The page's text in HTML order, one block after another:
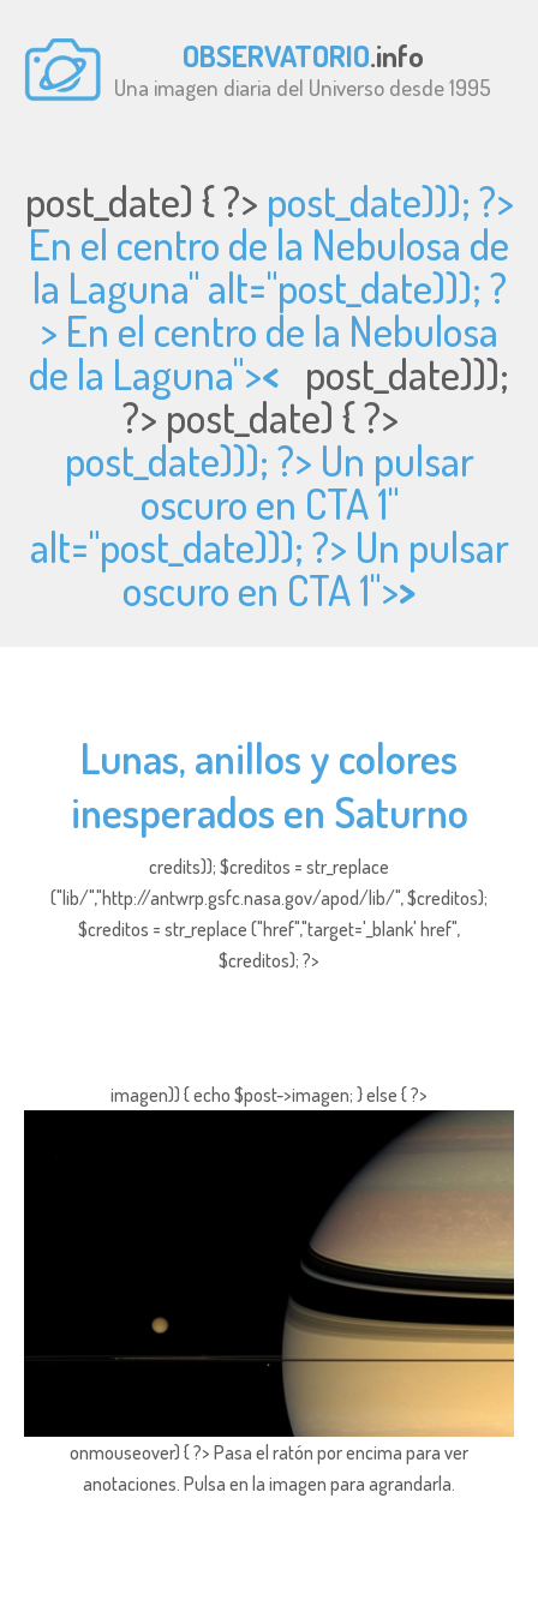
OBSERVATORIO.info
Una imagen diaria del Universo desde 1995
post_date) { ?> post_date))); ?>
En el centro de la Nebulosa de
la Laguna" alt="post_date))); ?
> En el centro de la Nebulosa
de la Laguna">< post_date)));
?>post_date) { ?>
post_date))); ?> Un pulsar
oscuro en CTA 1"
alt="post_date))); ?> Un pulsar
oscuro en CTA 1">>
Lunas, anillos y colores
inesperados en Saturno
credits)); $creditos = str_replace
("lib/","http://antwrp.gsfc.nasa.gov/apod/lib/", $creditos);
$creditos = str_replace ("href","target='_blank' href",
$creditos); ?>
imagen)) { echo $post->imagen; } else { ?>
onmouseover) { ?> Pasa el ratón por encima para ver
anotaciones. Pulsa en la imagen para agrandarla.